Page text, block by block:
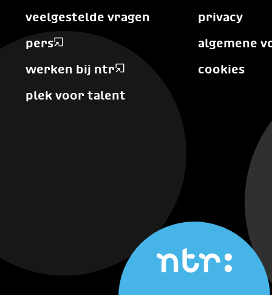
veelgestelde vragen
pers
werken bij ntr
plek voor talent
privacy
algemene
cookies